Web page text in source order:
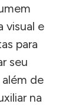
visual e
para
seu
de
na